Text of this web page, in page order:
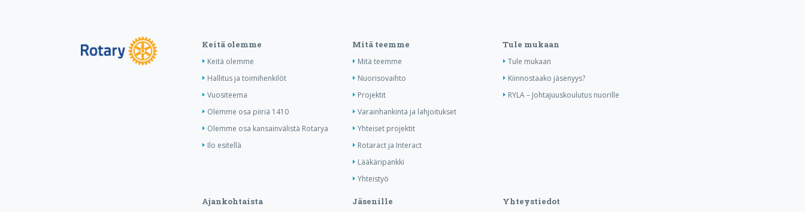
Keitä olemme
Keitä olemme
Hallitus ja toimihenkilöt
Vuositeema
Olemme osa piiriä 1410
Olemme osa kansainvälistä Rotarya
Ilo esitellä
Mitä teemme
Mitä teemme
Nuorisovaihto
Projektit
Varainhankinta ja lahjoitukset
Yhteiset projektit
Rotaract ja Interact
Lääkäripankki
Yhteistyö
Tule mukaan
Tule mukaan
Kiinnostaako jäsenyys?
RYLA – Johtajuuskoulutus nuorille
Ajankohtaista Jäsenille Yhteystiedot